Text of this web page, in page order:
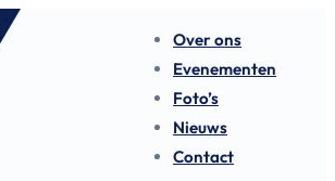
Over ons
Evenementen
Foto’s
Nieuws
Contact